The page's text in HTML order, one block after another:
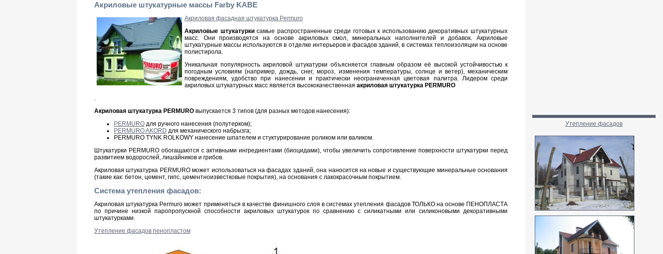
Акриловые штукатурные массы Farby KABE
Акриловая фасадная штукатурка Permuro
Акриловые штукатуркисамые распространенные среди готовых к использованию декоративных штукатурных
масс. Они производятся на основе акриловых смол, минеральных наполнителей и добавок. Акриловые
штукатурные массы используются в отделке интерьеров и фасадов зданий, в системах теплоизоляции на основе
полистирола.
Уникальная популярность акриловой штукатурки объясняется главным образом её высокой устойчивостью к
погодным условиям (например, дождь, снег, мороз, изменения температуры, солнце и ветер), механическим
повреждениям, удобство при нанесении и практически неограниченная цветовая палитра. Лидером среди
акриловых штукатурных масс является высококачественная акриловая штукатурка PERMURO
.
Акриловая штукатурка PERMURO выпускается 3 типов (для разных методов нанесения):
PERMURO для ручного нанесения (полутерком);
PERMURO AKORD для механического набрызга;
PERMURO TYNK ROLKOWY нанесение шпателем и стуктурирование роликом или валиком.
Штукатурки PERMURO обогащаются с активными ингредиентами (биоцидами), чтобы увеличить сопротивление поверхности штукатурки перед
развитием водорослей, лишайников и грибов.
Акриловая штукатурка PERMURO может использоваться на фасадах зданий, она наносится на новые и существующие минеральные основания
(такие как: бетон, цемент, гипс, цементноизвестковые покрытия), на основания с лакокрасочным покрытием.
Система утепления фасадов:
Акриловая штукатурка Permuro может применяться в качестве финишного слоя в системах утепления фасадов ТОЛЬКО на основе ПЕНОПЛАСТА
по причине низкой паропропускной способности акриловых штукатурок по сравнению с силикатными или силиконовыми декоративными
штукатурками.
Утепление фасадов пенопластом
Утепление фасадов